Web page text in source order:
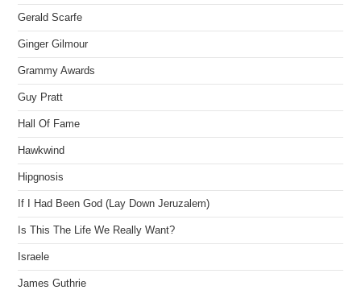
Gerald Scarfe
Ginger Gilmour
Grammy Awards
Guy Pratt
Hall Of Fame
Hawkwind
Hipgnosis
If I Had Been God (Lay Down Jeruzalem)
Is This The Life We Really Want?
Israele
James Guthrie